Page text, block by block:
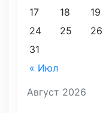
Август 2026
« Июл
17
18 19
24
25 26
31